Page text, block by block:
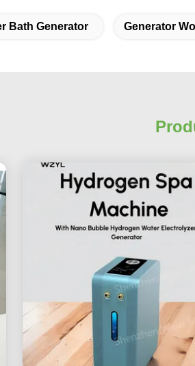
Bath Generator Generator